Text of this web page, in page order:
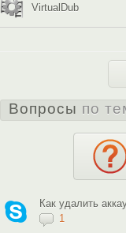
VirtualDub
Вопросы по
Как удалить
1